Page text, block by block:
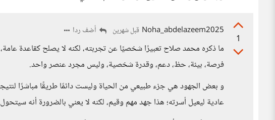
1
Noha_abdelazeem2025 قبل شهرين أضف ردا
ما ذكره محمد صلاح تعبيرًا شخصيًا عن تجربته، لكنه لا يصلح كقاعدة
فرصة، بيئة، حظ، دعم، وقدرة شخصية، وليس مجرد عنصر واحد.
و بعض الجهود هي جزء طبيعي من الحياة وليست دائمًا طريقًا مباشرًا
عادية ليعيل أسرته؛ هذا جهد مهم وقيم، لكنه لا يعني بالضرورة أنه